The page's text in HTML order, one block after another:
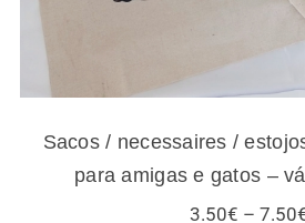
Sacos / necessaires /
para amigas e gatos –
3.50€ – 7.50